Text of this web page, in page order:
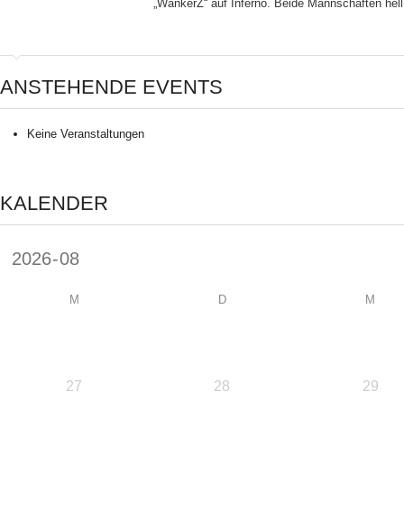
„WankerZ“ auf Inferno. Beide Mannschaften
ANSTEHENDE EVENTS
Keine Veranstaltungen
KALENDER
M D M
27 28 29